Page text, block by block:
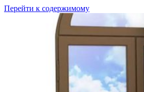
Перейти к содержимому